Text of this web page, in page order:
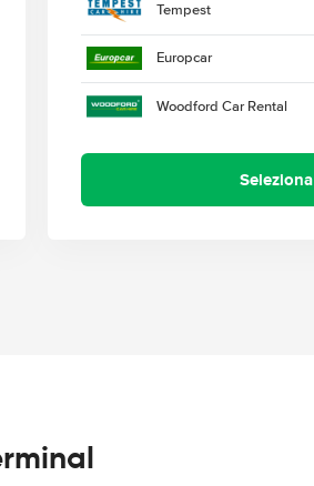
Tempest
Europcar
Woodford Car Rental
Seleziona